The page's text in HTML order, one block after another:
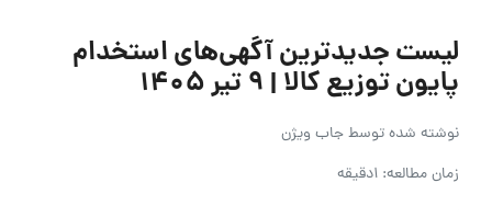
لیست جدیدترین آگهی‌های استخدام
پایون توزیع کالا | ۹ تیر ۱۴۰۵
نوشته شده توسطجاب ویژن
زمان مطالعه: 1دقیقه